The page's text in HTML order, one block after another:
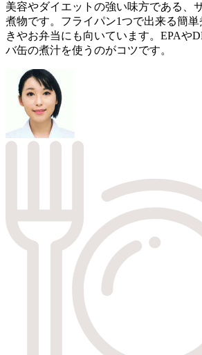
美容やダイエットの強い味方である、
煮物です。フライパン1つで出来る簡
きやお弁当にも向いています。EPAや
バ缶の煮汁を使うのがコツです。